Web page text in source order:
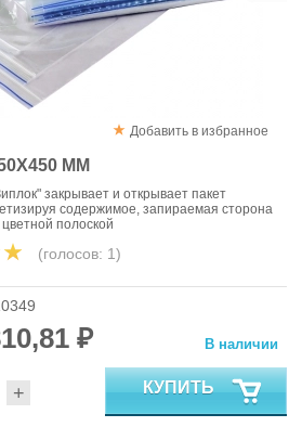
Добавить в избранное
ММ
закрывает и открывает пакет
содержимое, запираемая сторона
полоской
(голосов: 1)
₽
+
В наличии
КУПИТЬ